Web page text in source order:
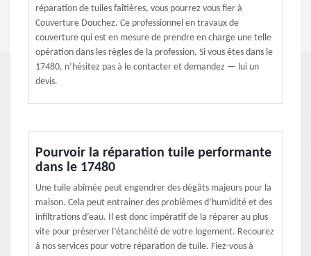
réparation de tuiles faîtières, vous pourrez vous fier à
Couverture Douchez. Ce professionnel en travaux de
couverture qui est en mesure de prendre en charge une telle
opération dans les règles de la profession. Si vous êtes dans le
17480, n’hésitez pas à le contacter et demandez — lui un
devis.
Pourvoir la réparation tuile performante
dans le 17480
Une tuile abîmée peut engendrer des dégâts majeurs pour la
maison. Cela peut entrainer des problèmes d’humidité et des
infiltrations d’eau. Il est donc impératif de la réparer au plus
vite pour préserver l’étanchéité de votre logement. Recourez
à nos services pour votre réparation de tuile. Fiez-vous à